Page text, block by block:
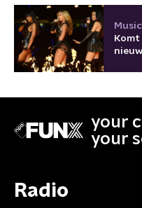
Music
Komt
your
your
Radio